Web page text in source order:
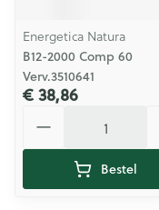
Energetica Natura
B12-2000 Comp 60
Verv.3510641
€ 38,86
Bestel